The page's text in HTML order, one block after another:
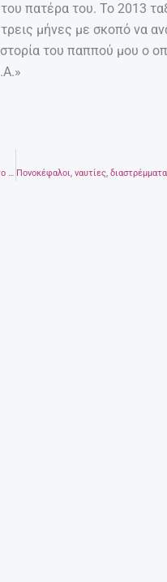
πατέρα του. Το 2013
μήνες με σκοπό να
του παππού μου ο
Ο αφανισμός της Κανδάνου από τους Γερμανούς – Έκαψαν το χωριό και εκτέλεσαν 180 κατοίκους